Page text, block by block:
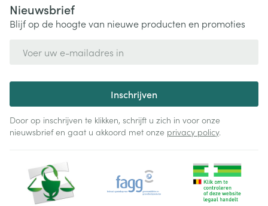
Nieuwsbrief
Blijf op de hoogte van nieuwe producten en promoties
Inschrijven
Door op inschrijven te klikken, schrijft u zich in voor onze
nieuwsbrief en gaat u akkoord met onze privacy policy.